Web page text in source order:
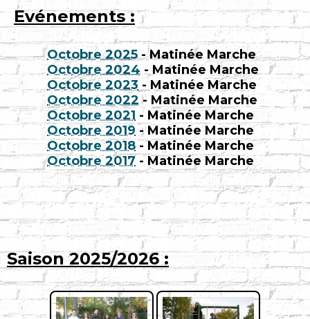
Evénements :
Octobre 2025- Matinée Marche
Octobre 2024 - Matinée Marche
Octobre 2023 - Matinée Marche
Octobre 2022- Matinée Marche
Octobre 2021 - Matinée Marche
Octobre 2019 - Matinée Marche
Octobre 2018- Matinée Marche
Octobre 2017 - Matinée Marche
Saison 2025/2026 :